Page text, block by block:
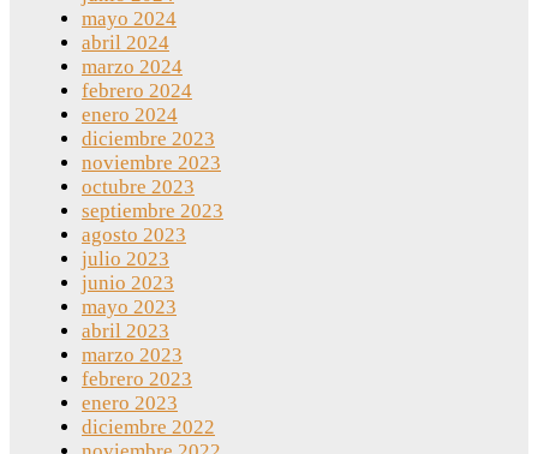
mayo 2024
abril 2024
marzo 2024
febrero 2024
enero 2024
diciembre 2023
noviembre 2023
octubre 2023
septiembre 2023
agosto 2023
julio 2023
junio 2023
mayo 2023
abril 2023
marzo 2023
febrero 2023
enero 2023
diciembre 2022